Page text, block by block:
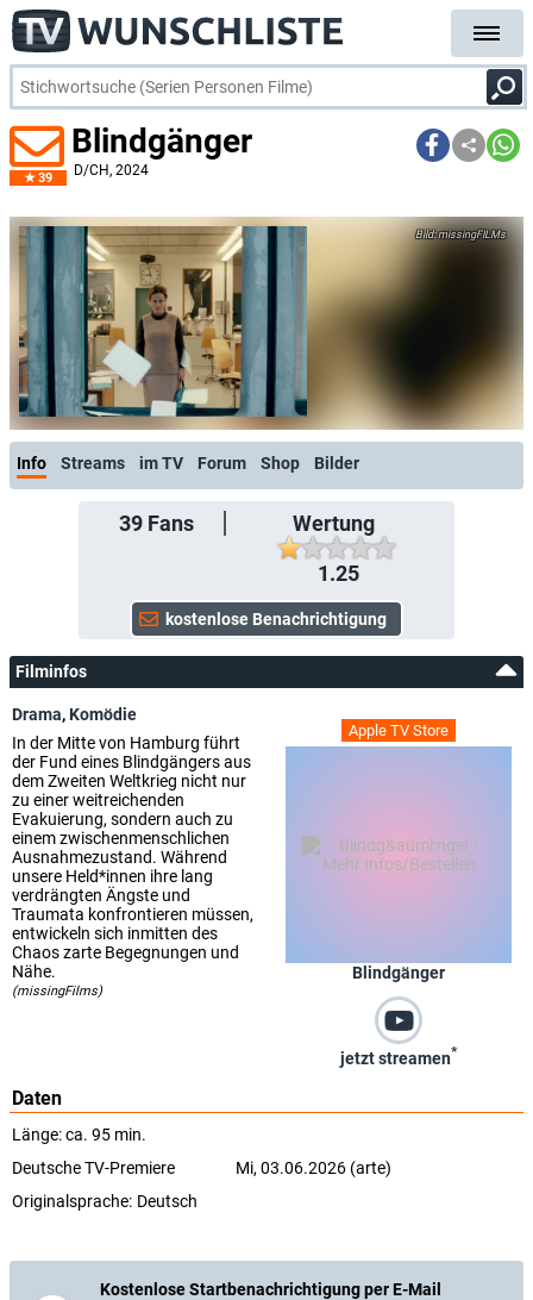
39
Blindgänger
D/CH, 2024
missingFILMs
Info Streams im TV Forum Shop Bilder
39Fans
Wertung
1.25
Filminfos
Apple TV Store
Blindgänger
jetzt streamen*
Drama,Komödie
In der Mitte von Hamburg führt
der Fund eines Blindgängers aus
dem Zweiten Weltkrieg nicht nur
zu einer weitreichenden
Evakuierung, sondern auch zu
einem zwischenmenschlichen
Ausnahmezustand. Während
unsere Held*innen ihre lang
verdrängten Ängste und
Traumata konfrontieren müssen,
entwickeln sich inmitten des
Chaos zarte Begegnungen und
Nähe.
(missingFilms)
Daten
Länge: ca. 95 min.
Deutsche TV-Premiere
Mi, 03.06.2026 (arte)
Originalsprache: Deutsch
Kostenlose Startbenachrichtigung per E-Mail